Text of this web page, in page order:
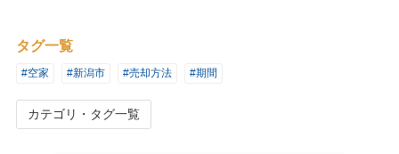
タグ一覧
#空家 #新潟市 #売却方法 #期間
カテゴリ・タグ一覧